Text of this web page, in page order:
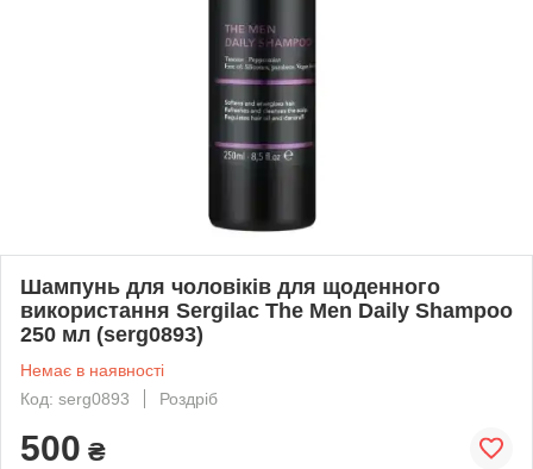
Шампунь для чоловіків для щоденного
використання Sergilac The Men Daily Shampoo
250 мл (serg0893)
Немає в наявності
Код: serg0893
Роздріб
500 ₴